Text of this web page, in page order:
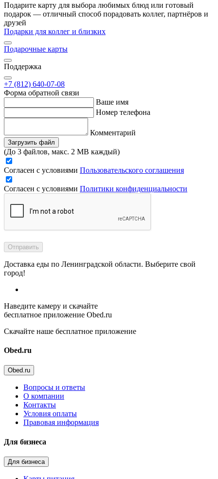
Подарите карту для выбора любимых блюд или готовый
подарок — отличный способ порадовать коллег, партнёров и
друзей
Подарки для коллег и близких
Подарочные карты
Поддержка
+7 (812) 640-07-08
Форма обратной связи
Ваше имя
Номер телефона
Комментарий
Загрузить файл
(До 3 файлов, макс. 2 MB каждый)
Согласен с условиями Пользовательского соглашения
Согласен с условиями Политики конфиденциальности
Отправить
Доставка еды по Ленинградской области. Выберите свой
город!
Наведите камеру и скачайте
бесплатное приложение Obed.ru
Скачайте наше бесплатное приложение
Obed.ru
Obed.ru
Вопросы и ответы
О компании
Контакты
Условия оплаты
Правовая информация
Для бизнеса
Для бизнеса